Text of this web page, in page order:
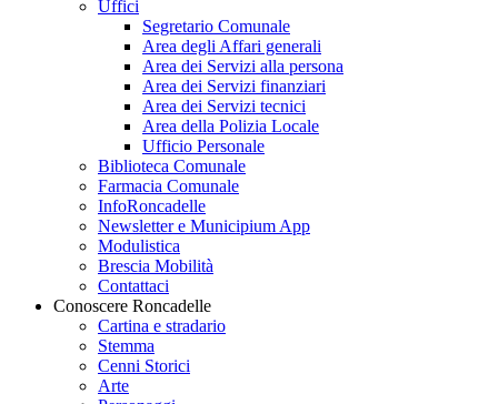
Uffici
Segretario Comunale
Area degli Affari generali
Area dei Servizi alla persona
Area dei Servizi finanziari
Area dei Servizi tecnici
Area della Polizia Locale
Ufficio Personale
Biblioteca Comunale
Farmacia Comunale
InfoRoncadelle
Newsletter e Municipium App
Modulistica
Brescia Mobilità
Contattaci
Conoscere Roncadelle
Cartina e stradario
Stemma
Cenni Storici
Arte